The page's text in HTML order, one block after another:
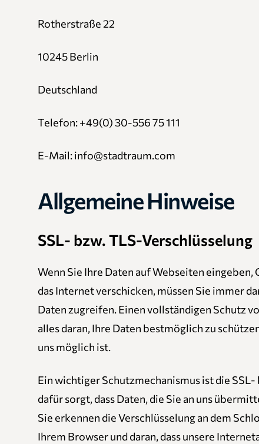
Rotherstraße 22
10245 Berlin
Deutschland
Telefon: +49(0) 30-556 75 111
E-Mail: info@stadtraum.com
Allgemeine Hinweise
SSL- bzw. TLS-Verschlüsselung
Wenn Sie Ihre Daten auf Webseiten
das Internet verschicken, müssen Sie immer
Daten zugreifen. Einen vollständigen Schutz
alles daran, Ihre Daten bestmöglich zu
uns möglich ist.
Ein wichtiger Schutzmechanismus ist die
dafür sorgt, dass Daten, die Sie an uns
Sie erkennen die Verschlüsselung an dem
Ihrem Browser und daran, dass unsere